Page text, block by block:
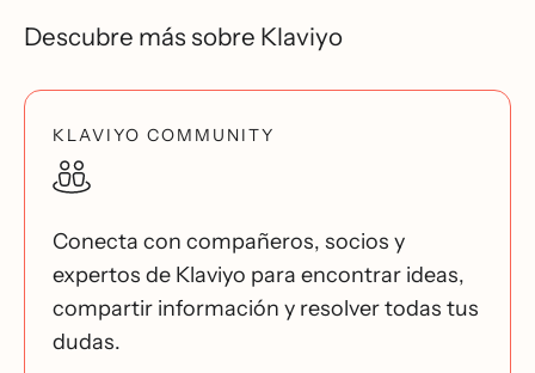
Descubre más sobre Klaviyo
KLAVIYO COMMUNITY
Conecta con compañeros, socios y
expertos de Klaviyo para encontrar ideas,
compartir información y resolver todas tus
dudas.